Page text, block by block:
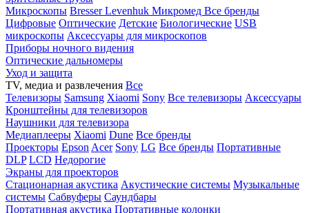
Микроскопы BresserLevenhuk Микромед Все бренды
Цифровые Оптические Детские Биологические USB
микроскопы Аксессуары для микроскопов
Приборы ночного видения
Оптические дальномеры
Уход и защита
TV, медиа и развлечения Все
Телевизоры Samsung Xiaomi Sony Все телевизоры Аксессуары
Кронштейны для телевизоров
Наушники для телевизора
Медиаплееры Xiaomi Dune Все бренды
Проекторы Epson Acer Sony LG Все бренды Портативные
DLP LCD Недорогие
Экраны для проекторов
Стационарная акустика Акустические системы Музыкальные
системы Сабвуферы Саундбары
Портативная акустика Портативные колонки